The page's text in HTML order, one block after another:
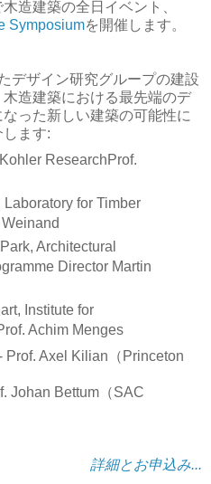
造建築の全日イベント、
Symposiumを開催します。
デザイン研究グループの建設
造建築における最先端のデ
った新しい建築の可能性に
します:
ResearchProf.
Laboratory for Timber
Architectural
Director Martin
Institute for
Achim Menges
Prof. Axel Kilian（Princeton
Johan Bettum（SAC
詳細とお申込み...